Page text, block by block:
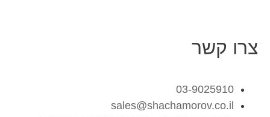
צרו קשר
03-9025910
sales@shachamorov.co.il